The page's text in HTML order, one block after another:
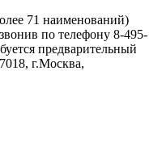
71 наименований)
по телефону 8-495-
предварительный
г.Москва,